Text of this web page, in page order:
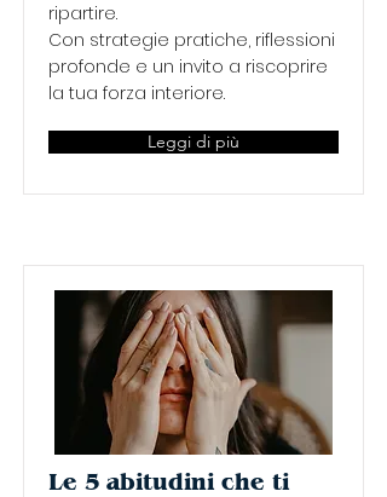
ripartire.
Con strategie pratiche, riflessioni
profonde e un invito a riscoprire
la tua forza interiore.
Leggi di più
Le 5 abitudini che ti